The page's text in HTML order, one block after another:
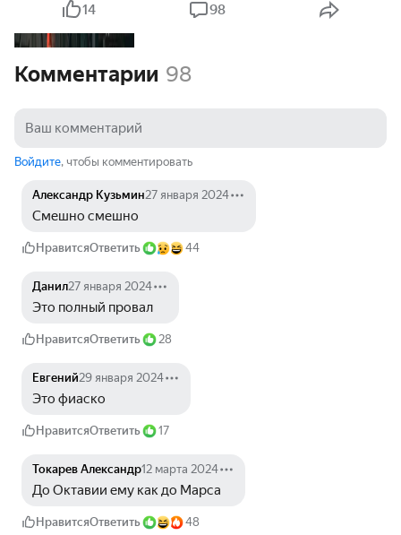
14 98
Комментарии 98
Войдите, чтобы комментировать
Александр Кузьмин27 января 2024
Смешно смешно
НравитсяОтветить 44
Данил27 января 2024
Это полный провал
НравитсяОтветить 28
Евгений29 января 2024
Это фиаско
НравитсяОтветить 17
Токарев Александр12 марта 2024
До Октавии ему как до Марса
НравитсяОтветить 48